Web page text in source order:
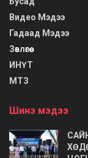
Видео Мэдээ
Гадаад Мэдээ
Зөвлөгөө
ИНҮТ
МТЗ
Шинэ мэдээ